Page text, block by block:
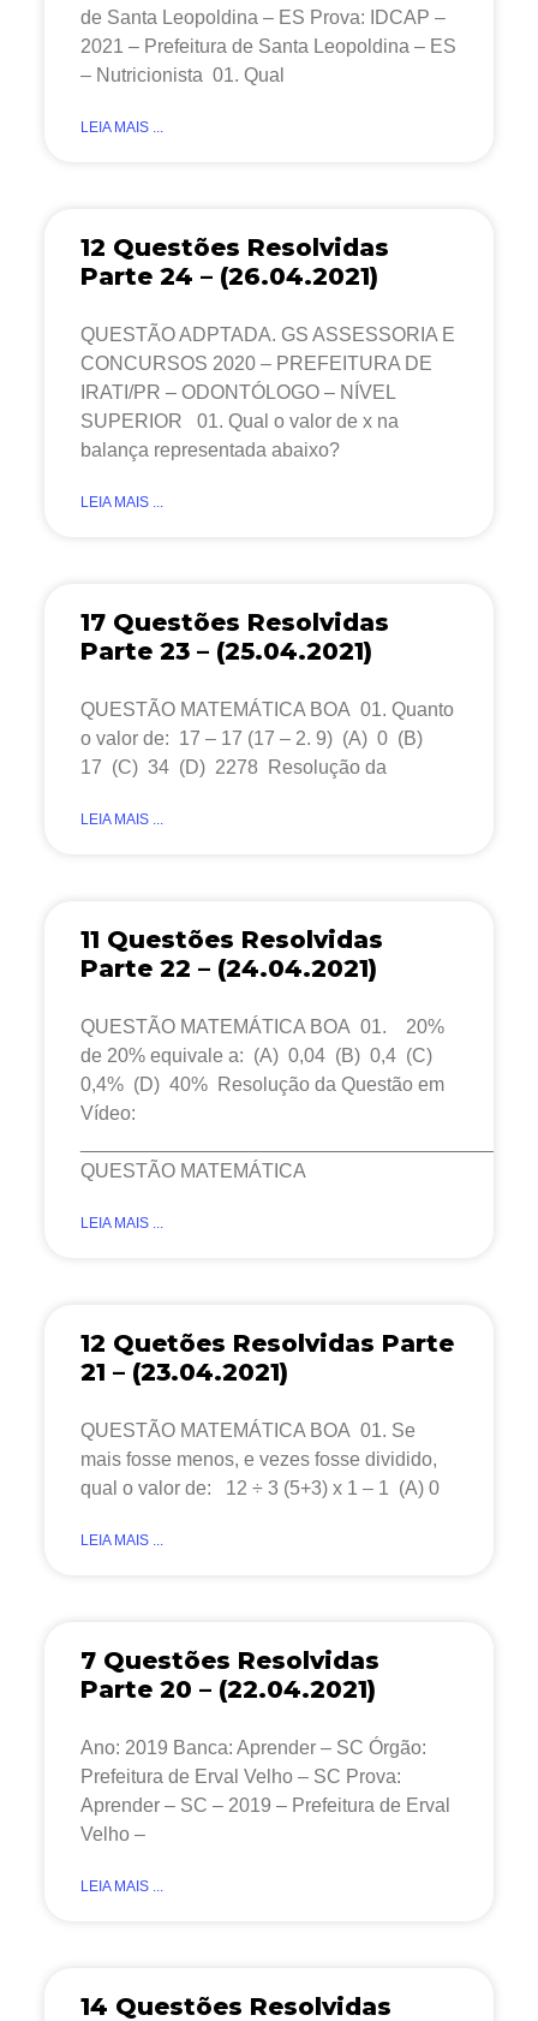
de Santa Leopoldina – ES Prova: IDCAP –
2021 – Prefeitura de Santa Leopoldina – ES
– Nutricionista 01. Qual
LEIA MAIS ...
12 Questões Resolvidas
Parte 24 – (26.04.2021)
QUESTÃO ADPTADA. GS ASSESSORIA E
CONCURSOS 2020 – PREFEITURA DE
IRATI/PR – ODONTÓLOGO – NÍVEL
SUPERIOR 01. Qual o valor de x na
balança representada abaixo?
LEIA MAIS ...
17 Questões Resolvidas
Parte 23 – (25.04.2021)
QUESTÃO MATEMÁTICA BOA 01. Quanto
o valor de: 17 – 17 (17 – 2. 9) (A) 0 (B)
17 (C) 34 (D) 2278 Resolução da
LEIA MAIS ...
11 Questões Resolvidas
Parte 22 – (24.04.2021)
QUESTÃO MATEMÁTICA BOA 01. 20%
de 20% equivale a: (A) 0,04 (B) 0,4 (C)
0,4% (D) 40% Resolução da Questão em
Vídeo:
QUESTÃO MATEMÁTICA
LEIA MAIS ...
12 Quetões Resolvidas Parte
21 – (23.04.2021)
QUESTÃO MATEMÁTICA BOA 01. Se
mais fosse menos, e vezes fosse dividido,
qual o valor de: 12 ÷ 3 (5+3) x 1 – 1 (A) 0
LEIA MAIS ...
7 Questões Resolvidas
Parte 20 – (22.04.2021)
Ano: 2019 Banca: Aprender – SC Órgão:
Prefeitura de Erval Velho – SC Prova:
Aprender – SC – 2019 – Prefeitura de Erval
Velho –
LEIA MAIS ...
14 Questões Resolvidas